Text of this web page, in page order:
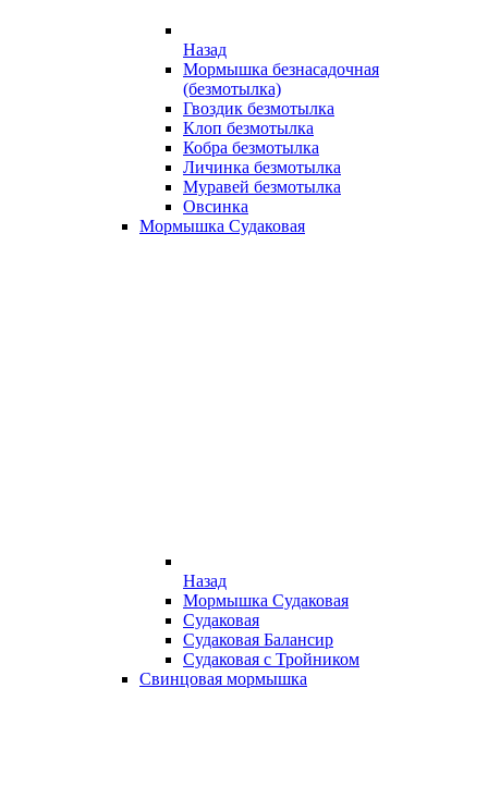
Назад
Мормышка безнасадочная
(безмотылка)
Гвоздик безмотылка
Клоп безмотылка
Кобра безмотылка
Личинка безмотылка
Муравей безмотылка
Овсинка
Мормышка Судаковая
Назад
Мормышка Судаковая
Судаковая
Судаковая Балансир
Судаковая с Тройником
Свинцовая мормышка